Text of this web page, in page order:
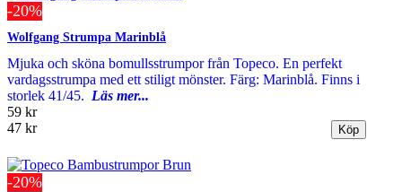
-20%
Wolfgang Strumpa Marinblå
Mjuka och sköna bomullsstrumpor från Topeco. En perfekt
vardagsstrumpa med ett stiligt mönster. Färg: Marinblå. Finns i
storlek 41/45. Läs mer...
59 kr
47 kr
-20%